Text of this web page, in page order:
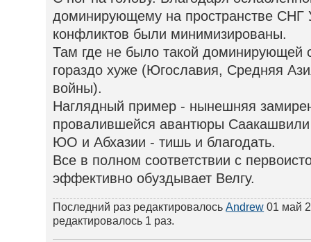
доминирующему на пространстве СНГ
конфликтов были минимизированы.
Там где не было такой доминирующей
гораздо хуже (Югославия, Средняя
войны).
Наглядный пример - нынешняя
провалившейся авантюры Саакашвили
ЮО и Абхазии - тишь и благодать.
Все в полном соответствии с
эффективно обуздывает Велгу.
Последний раз редактировалосьAndrew 01 май
редактировалось 1 раз.